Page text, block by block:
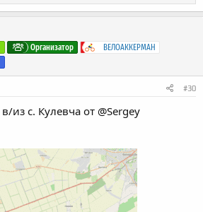
Организатор
ВЕЛОАККЕРМАН
#30
из с. Кулевча от @Sergey